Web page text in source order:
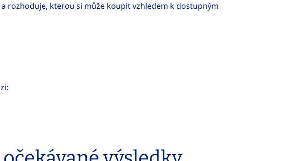
rozhoduje, kterou si může koupit vzhledem k dostupným